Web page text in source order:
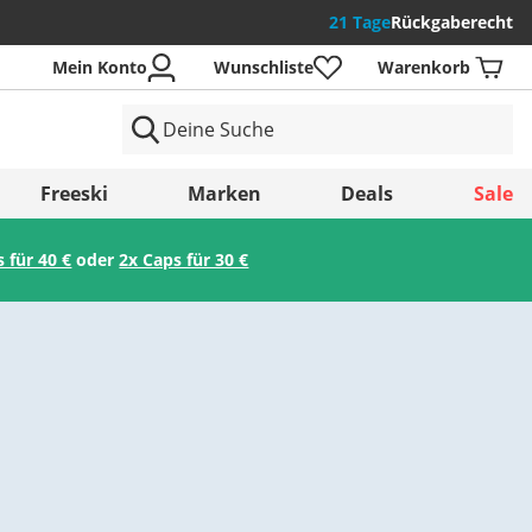
21 TageRückgaberecht
Speichern
Mein Konto Wunschliste Warenkorb
Freeski Marken Deals Sale
für 40 € oder2x Caps für 30 €